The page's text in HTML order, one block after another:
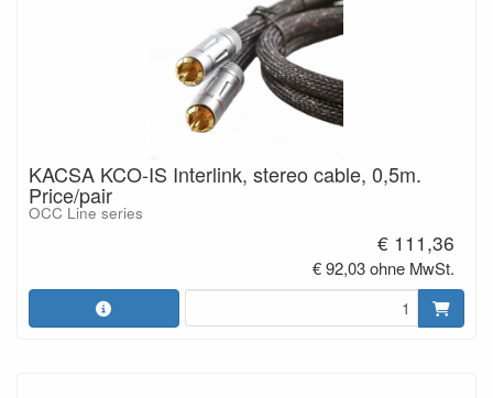
KACSA KCO-IS Interlink, stereo cable, 0,5m.
Price/pair
OCC Line series
€ 111,36
€ 92,03 ohne MwSt.